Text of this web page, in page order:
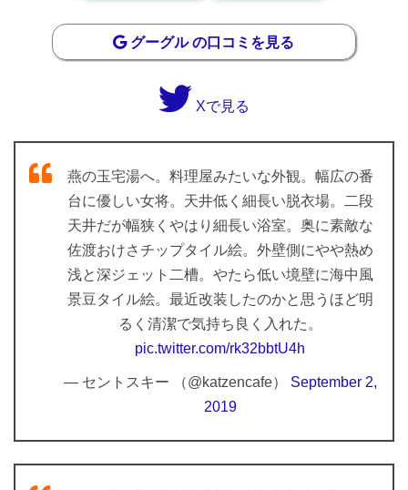
グーグル の口コミを見る
Xで見る
燕の玉宅湯へ。料理屋みたいな外観。幅広の番
台に優しい女将。天井低く細長い脱衣場。二段
天井だが幅狭くやはり細長い浴室。奥に素敵な
佐渡おけさチップタイル絵。外壁側にやや熱め
浅と深ジェット二槽。やたら低い境壁に海中風
景豆タイル絵。最近改装したのかと思うほど明
るく清潔で気持ち良く入れた。
pic.twitter.com/rk32bbtU4h
— セントスキー （@katzencafe） September 2,
2019